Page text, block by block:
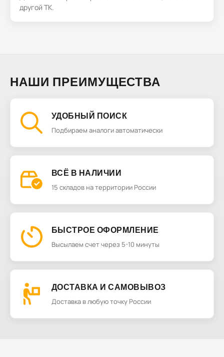
другой ТК.
НАШИ ПРЕИМУЩЕСТВА
УДОБНЫЙ ПОИСК
Подбираем аналоги автоматически
ВСЁ В НАЛИЧИИ
15 складов на территории России
БЫСТРОЕ ОФОРМЛЕНИЕ
Высылаем счет через 5-10 минуты
ДОСТАВКА И САМОВЫВОЗ
Доставка в любую точку России